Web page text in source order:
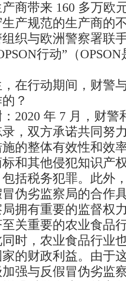
商带来 160 多万欧
产规范的生产商的
织与欧洲警察署联
行动”（
行动期间，财警
？
年 7 月，财警
，双方承诺共同努
的整体有效性和效
和其他侵犯知识产
括税务犯罪。此外
伪劣监察局的合作
拥有重要的监督权
关重要的农业食品
时，农业食品行业
的财政利益。由于
强与反假冒伪劣监